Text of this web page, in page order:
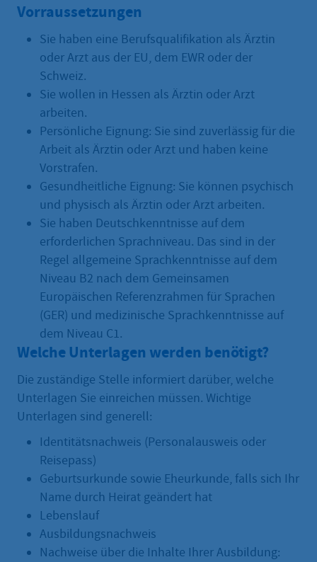
Vorraussetzungen
Sie haben eine Berufsqualifikation als Ärztin
oder Arzt aus der EU, dem EWR oder der
Schweiz.
Sie wollen in Hessen als Ärztin oder Arzt
arbeiten.
Persönliche Eignung: Sie sind zuverlässig für die
Arbeit als Ärztin oder Arzt und haben keine
Vorstrafen.
Gesundheitliche Eignung: Sie können psychisch
und physisch als Ärztin oder Arzt arbeiten.
Sie haben Deutschkenntnisse auf dem
erforderlichen Sprachniveau. Das sind in der
Regel allgemeine Sprachkenntnisse auf dem
Niveau B2 nach dem Gemeinsamen
Europäischen Referenzrahmen für Sprachen
(GER) und medizinische Sprachkenntnisse auf
dem Niveau C1.
Welche Unterlagen werden benötigt?
Die zuständige Stelle informiert darüber, welche
Unterlagen Sie einreichen müssen. Wichtige
Unterlagen sind generell:
Identitätsnachweis (Personalausweis oder
Reisepass)
Geburtsurkunde sowie Eheurkunde, falls sich Ihr
Name durch Heirat geändert hat
Lebenslauf
Ausbildungsnachweis
Nachweise über die Inhalte Ihrer Ausbildung: